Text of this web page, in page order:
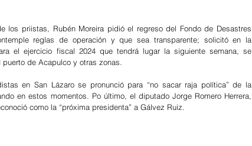
los priistas, Rubén Moreira pidió el regreso del Fondo de Desastres
reglas de operación y que sea transparente; solicitó en la
el ejercicio fiscal 2024 que tendrá lugar la siguiente semana, se
de Acapulco y otras zonas.
en San Lázaro se pronunció para “no sacar raja política” de la
en estos momentos. Po último, el diputado Jorge Romero Herrera,
como la “próxima presidenta” a Gálvez Ruiz.